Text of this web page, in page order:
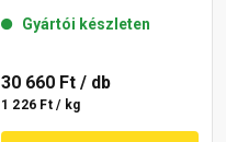
02-E 25 kg
Gyártói készleten
30 660 Ft / db
1 226 Ft / kg